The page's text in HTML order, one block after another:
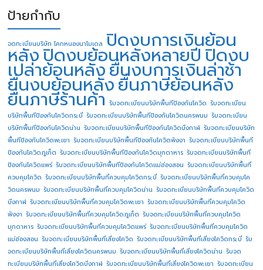
ป้ายกำกับ
จดทะเบียนบริษัท โคกหนองนาโมเดล ปิดงบการเงินย้อน
หลังปิดงบย้อนหลังหลายปี ปิดงบ
เปล่าย้อนหลังยื่นงบการเงินล่าช้า
ยื่นงบย้อนหลังยื่นภาษีย้อนหลัง
ยื่นภาษีร้านค้า รับจดทะเบียนบริษัทพื้นทีป้องกันโควิด รับจดทะเบียน
บริษัทพื้นทีป้องกันโควิดกระบี่ รับจดทะเบียนบริษัทพื้นทีป้องกันโควิดนครพนม รับจดทะเบียน
บริษัทพื้นทีป้องกันโควิดน่าน รับจดทะเบียนบริษัทพื้นทีป้องกันโควิดบึงกาฬ รับจดทะเบียนบริษัท
พื้นทีป้องกันโควิดพะเยา รับจดทะเบียนบริษัทพื้นทีป้องกันโควิดพังงา รับจดทะเบียนบริษัทพื้นที
ป้องกันโควิดภูเก็ต รับจดทะเบียนบริษัทพื้นทีป้องกันโควิดมุกดาหาร รับจดทะเบียนบริษัทพื้นที
ป้องกันโควิดแพร่ รับจดทะเบียนบริษัทพื้นทีป้องกันโควิดแม่ฮ่องสอน รับจดทะเบียนบริษัทพื้นที่
ควบคุมโควิด รับจดทะเบียนบริษัทพื้นที่ควบคุมโควิดกระบี่ รับจดทะเบียนบริษัทพื้นที่ควบคุมโค
วิดนครพนม รับจดทะเบียนบริษัทพื้นที่ควบคุมโควิดน่าน รับจดทะเบียนบริษัทพื้นที่ควบคุมโควิด
บึงกาฬ รับจดทะเบียนบริษัทพื้นที่ควบคุมโควิดพะเยา รับจดทะเบียนบริษัทพื้นที่ควบคุมโควิด
พังงา รับจดทะเบียนบริษัทพื้นที่ควบคุมโควิดภูเก็ต รับจดทะเบียนบริษัทพื้นที่ควบคุมโควิด
มุกดาหาร รับจดทะเบียนบริษัทพื้นที่ควบคุมโควิดแพร่ รับจดทะเบียนบริษัทพื้นที่ควบคุมโควิด
แม่ฮ่องสอน รับจดทะเบียนบริษัทพื้นที่เสี่ยงโควิด รับจดทะเบียนบริษัทพื้นที่เสี่ยงโควิดกระบี่ รับ
จดทะเบียนบริษัทพื้นที่เสี่ยงโควิดนครพนม รับจดทะเบียนบริษัทพื้นที่เสี่ยงโควิดน่าน รับจด
ทะเบียนบริษัทพื้นที่เสี่ยงโควิดบึงกาฬ รับจดทะเบียนบริษัทพื้นที่เสี่ยงโควิดพะเยา รับจดทะเบียน